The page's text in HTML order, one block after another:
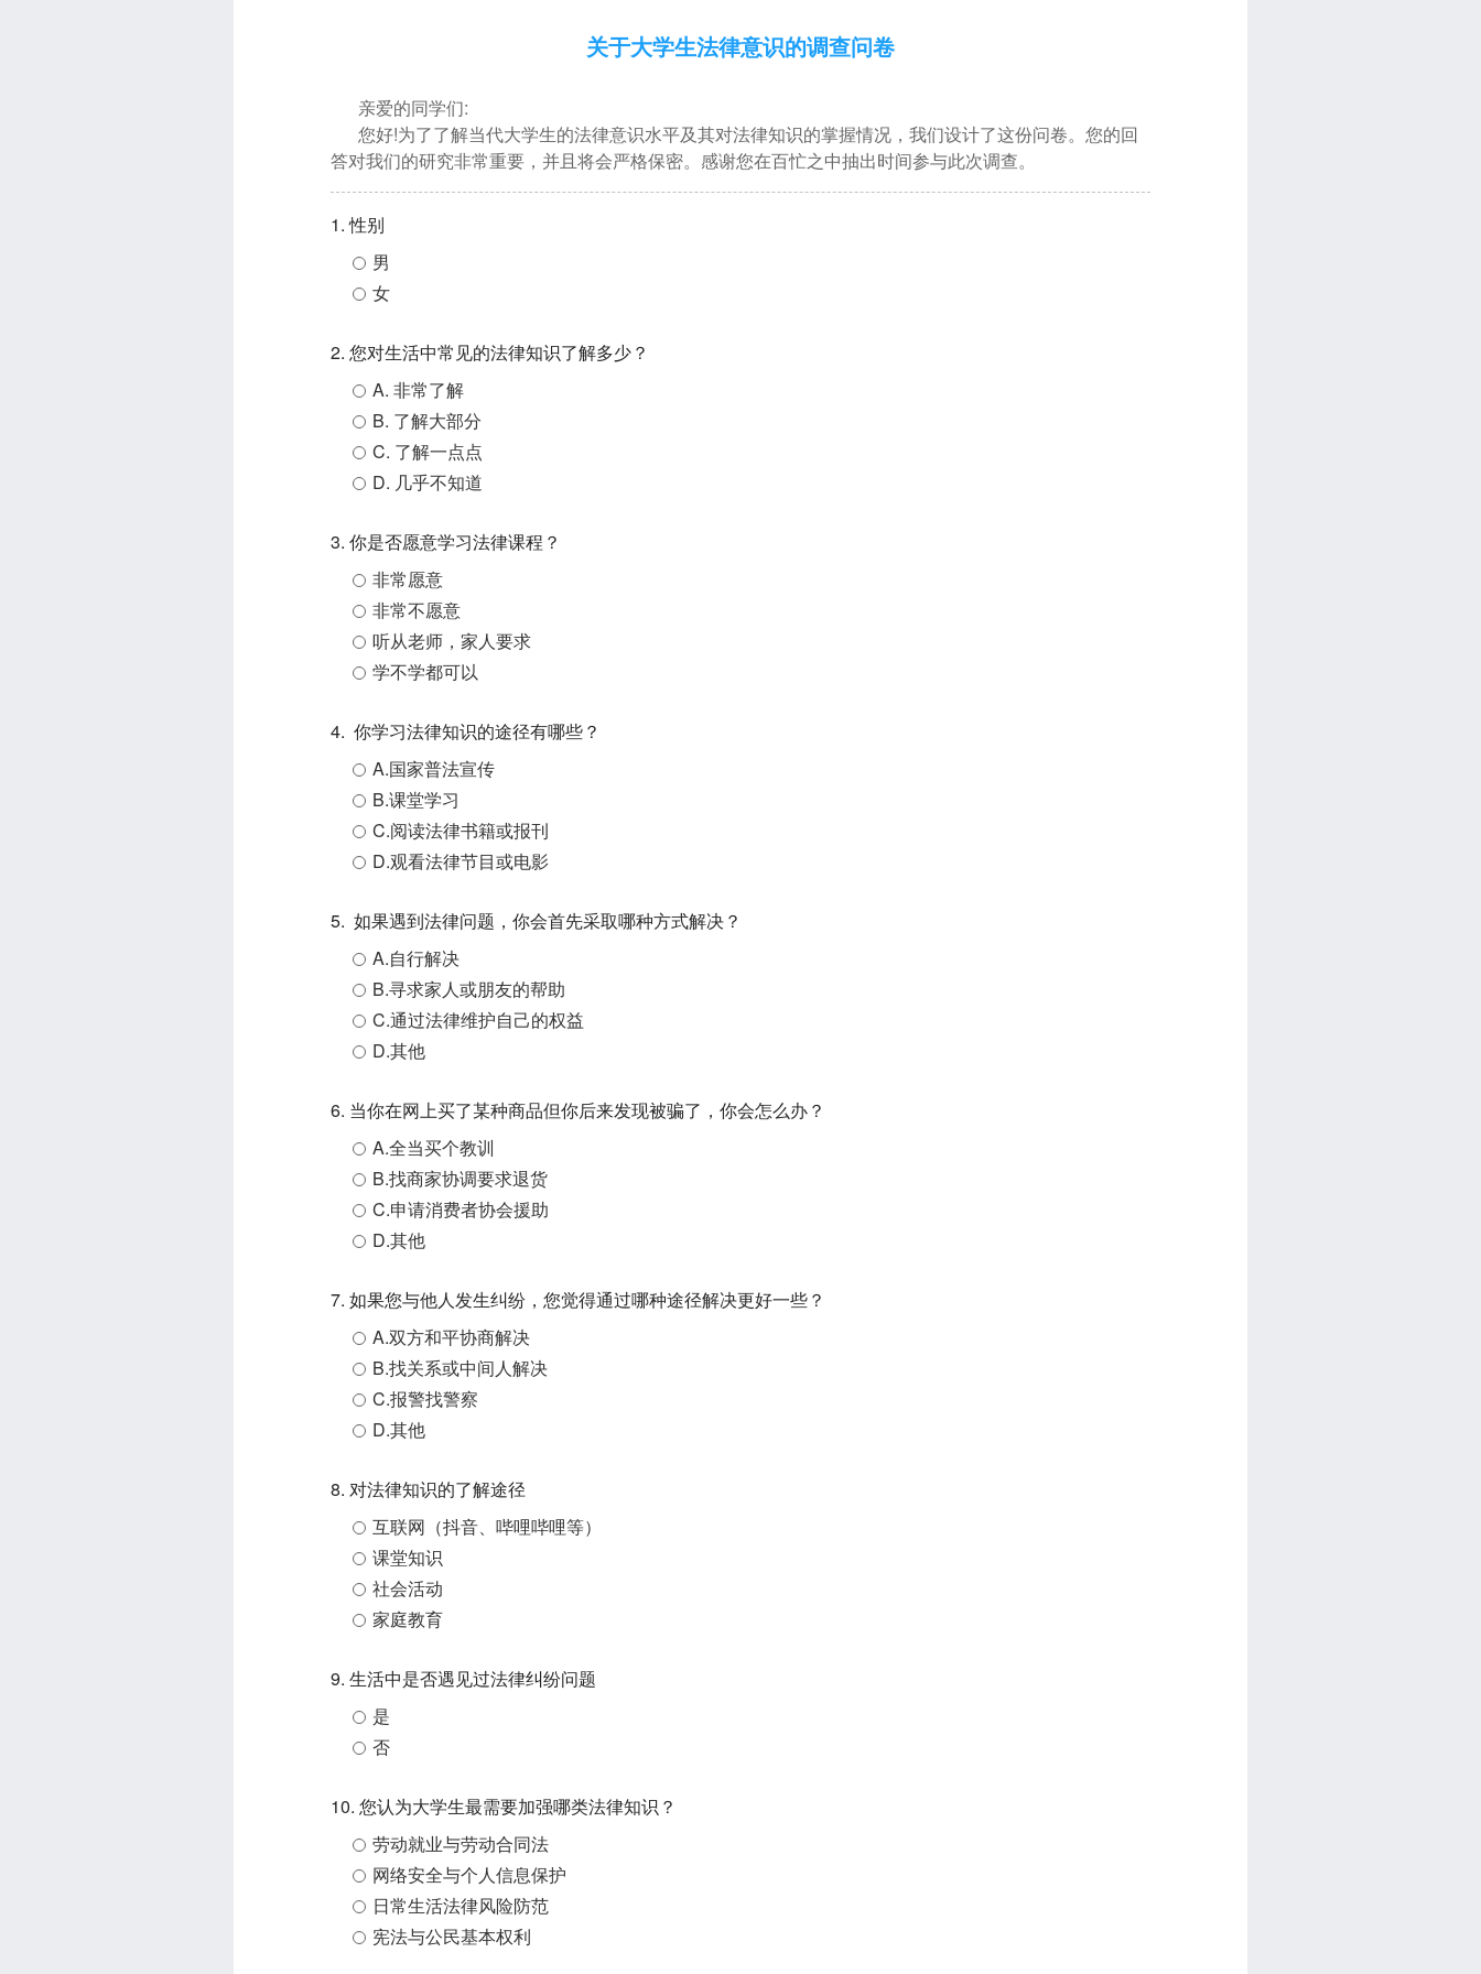
关于大学生法律意识的调查问卷
亲爱的同学们:
您好!为了了解当代大学生的法律意识水平及其对法律知识的掌握情况，我们设计了这份问卷。您的回
答对我们的研究非常重要，并且将会严格保密。感谢您在百忙之中抽出时间参与此次调查。
1. 性别
男
女
2. 您对生活中常见的法律知识了解多少？
A. 非常了解
B. 了解大部分
C. 了解一点点
D. 几乎不知道
3. 你是否愿意学习法律课程？
非常愿意
非常不愿意
听从老师，家人要求
学不学都可以
4. 你学习法律知识的途径有哪些？
A.国家普法宣传
B.课堂学习
C.阅读法律书籍或报刊
D.观看法律节目或电影
5. 如果遇到法律问题，你会首先采取哪种方式解决？
A.自行解决
B.寻求家人或朋友的帮助
C.通过法律维护自己的权益
D.其他
6. 当你在网上买了某种商品但你后来发现被骗了，你会怎么办？
A.全当买个教训
B.找商家协调要求退货
C.申请消费者协会援助
D.其他
7. 如果您与他人发生纠纷，您觉得通过哪种途径解决更好一些？
A.双方和平协商解决
B.找关系或中间人解决
C.报警找警察
D.其他
8. 对法律知识的了解途径
互联网（抖音、哔哩哔哩等）
课堂知识
社会活动
家庭教育
9. 生活中是否遇见过法律纠纷问题
是
否
10. 您认为大学生最需要加强哪类法律知识？
劳动就业与劳动合同法
网络安全与个人信息保护
日常生活法律风险防范
宪法与公民基本权利